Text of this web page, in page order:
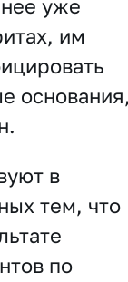
уже
им
в
тем, что
по